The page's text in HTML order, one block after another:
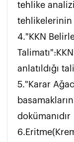
tehlike
tehlikelerinin
4."KKN
anlatıldığı
5."Karar
dokümanıdır